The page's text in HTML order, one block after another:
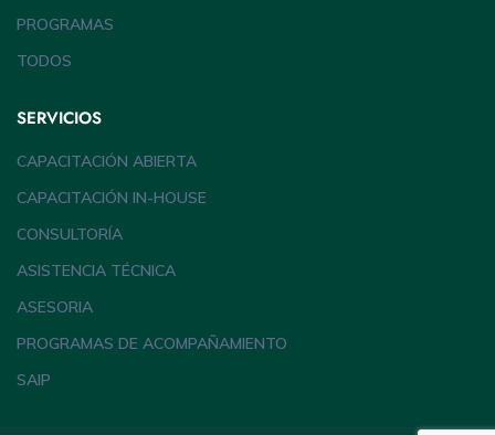
PROGRAMAS
TODOS
SERVICIOS
CAPACITACIÓN ABIERTA
CAPACITACIÓN IN-HOUSE
CONSULTORÍA
ASISTENCIA TÉCNICA
ASESORIA
PROGRAMAS DE ACOMPAÑAMIENTO
SAIP